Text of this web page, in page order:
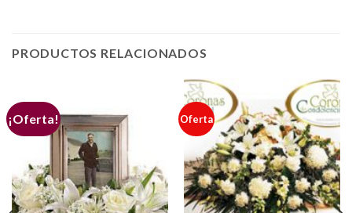
PRODUCTOS RELACIONADOS
¡Oferta! Oferta